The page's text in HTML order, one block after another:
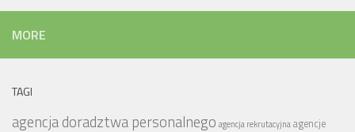
MORE
TAGI
agencja doradztwa personalnego agencja rekrutacyjnaagencje